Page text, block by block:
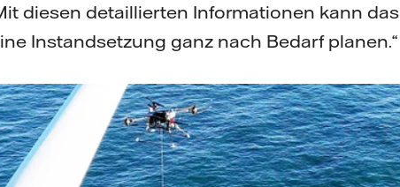
diesen detaillierten Informationen kann das
Instandsetzung ganz nach Bedarf planen.“